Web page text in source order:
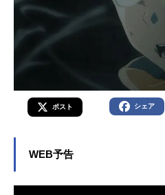
ポスト シェア
WEB予告